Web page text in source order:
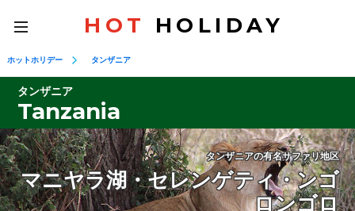
toggle
navigation
HOT HOLIDAY
ホットホリデー タンザニア
タンザニア
Tanzania
タンザニアの有名サファリ地区
マニヤラ湖・セレンゲティ・ンゴ
ロンゴロ